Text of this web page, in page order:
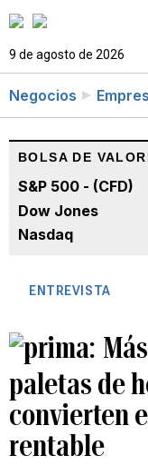
9 de agosto de 2026
Negocios
BOLSA DE
S&P 500 - (CFD)
Dow Jones
Nasdaq
ENTREVISTA
paletas de
convierten
rentable